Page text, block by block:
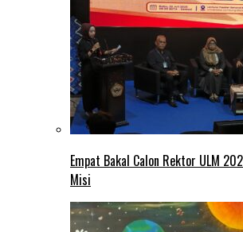
Empat Bakal Calon Rektor ULM
Misi